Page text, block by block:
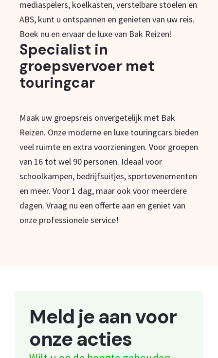
mediaspelers, koelkasten, verstelbare stoelen en
ABS, kunt u ontspannen en genieten van uw reis.
Boek nu en ervaar de luxe van Bak Reizen!
Specialist in
groepsvervoer met
touringcar
Maak uw groepsreis onvergetelijk met Bak
Reizen. Onze moderne en luxe touringcars bieden
veel ruimte en extra voorzieningen. Voor groepen
van 16 tot wel 90 personen. Ideaal voor
schoolkampen, bedrijfsuitjes, sportevenementen
en meer. Voor 1 dag, maar ook voor meerdere
dagen. Vraag nu een offerte aan en geniet van
onze professionele service!
Meld je aan voor
onze acties